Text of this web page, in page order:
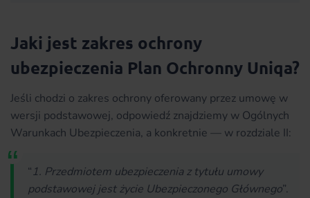
Jaki jest zakres ochrony
ubezpieczenia Plan Ochronny Uniqa?
Jeśli chodzi o zakres ochrony oferowany przez umowę w
wersji podstawowej, odpowiedź znajdziemy w Ogólnych
Warunkach Ubezpieczenia, a konkretnie — w rozdziale II:
“1. Przedmiotem ubezpieczenia z tytułu umowy
podstawowej jest życie Ubezpieczonego Głównego”.